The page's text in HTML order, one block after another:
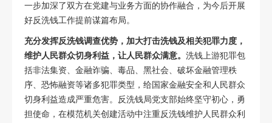
一步加深了双方在党建与业务方面的协作融合，为今后开展
好反洗钱工作提前谋篇布局。
充分发挥反洗钱调查优势，加大打击洗钱及相关犯罪力度，
维护人民群众切身利益，让人民群众满意。 洗钱上游犯罪包
括非法集资、金融诈骗、毒品、黑社会、破坏金融管理秩
序、恐怖融资等诸多犯罪类型，给国家金融安全和人民群众
切身利益造成严重危害。反洗钱局党支部始终坚守初心，勇
担使命，在模范机关创建活动中注重反洗钱维护人民群众利